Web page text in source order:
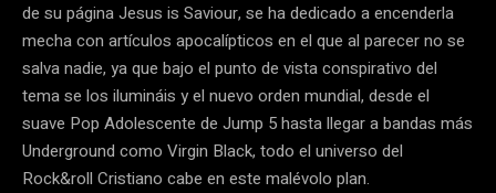
de su página Jesus is Saviour, se ha dedicado a encenderla
mecha con artículos apocalípticos en el que al parecer no se
salva nadie, ya que bajo el punto de vista conspirativo del
tema se los ilumináis y el nuevo orden mundial, desde el
suave Pop Adolescente de Jump 5 hasta llegar a bandas más
Underground como Virgin Black, todo el universo del
Rock&roll Cristiano cabe en este malévolo plan.